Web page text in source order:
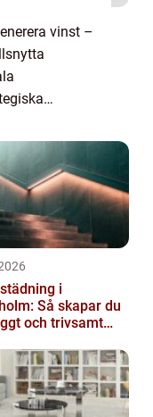
vinst –
i
Så skapar du
och trivsamt